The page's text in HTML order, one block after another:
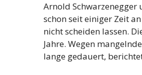
Arnold
schon seit einiger Zeit
nicht scheiden lassen.
Jahre. Wegen
lange gedauert,